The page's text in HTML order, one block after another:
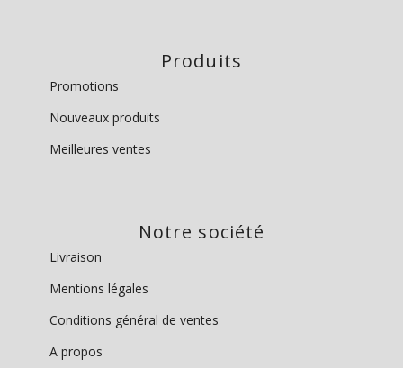
Produits
Promotions
Nouveaux produits
Meilleures ventes
Notre société
Livraison
Mentions légales
Conditions général de ventes
A propos